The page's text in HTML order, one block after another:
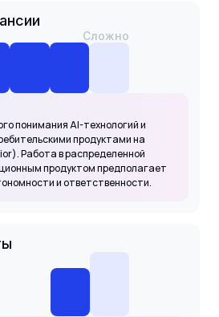
Сложно
понимания AI-технологий и
продуктами на
Работа в распределенной
продуктом предполагает
и ответственности.